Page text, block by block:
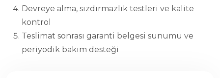
Devreye alma, sızdırmazlık testleri ve kalite
kontrol
Teslimat sonrası garanti belgesi sunumu ve
periyodik bakım desteği